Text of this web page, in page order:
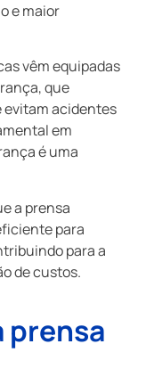
e maior
vêm equipadas
que
evitam acidentes
em
é uma
a prensa
para
para a
de custos.
prensa